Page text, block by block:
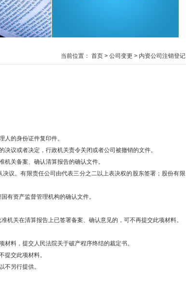
当前位置： 首页> 公司变更 > 内资公司注销登记
的身份证件复印件。
议或者决定，行政机关责令关闭或者公司被撤销的文件。
关备案、确认清算报告的确认文件。
议。有限责任公司由代表三分之二以上表决权的股东签署；股份有限
有资产监督管理机构的确认文件。
关在清算报告上已签署备案、确认意见的，可不再提交此项材料。
料，提交人民法院关于破产程序终结的裁定书。
交此项材料。
不另行提供。